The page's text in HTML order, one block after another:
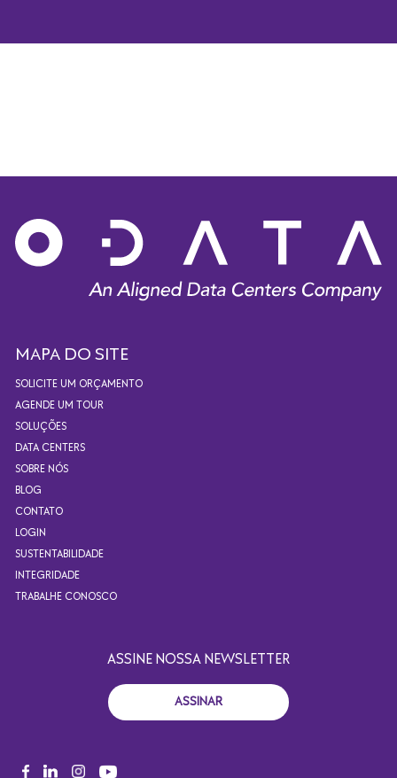
MAPA DO SITE
SOLICITE UM ORÇAMENTO
AGENDE UM TOUR
SOLUÇÕES
DATA CENTERS
SOBRE NÓS
BLOG
CONTATO
LOGIN
SUSTENTABILIDADE
INTEGRIDADE
TRABALHE CONOSCO
ASSINE NOSSA NEWSLETTER
ASSINAR